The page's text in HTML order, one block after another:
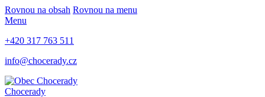
Rovnou na obsah Rovnou na menu
Menu
+420 317 763 511
info@chocerady.cz
Chocerady